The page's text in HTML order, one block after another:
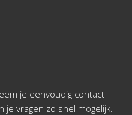
je eenvoudig contact
vragen zo snel mogelijk.